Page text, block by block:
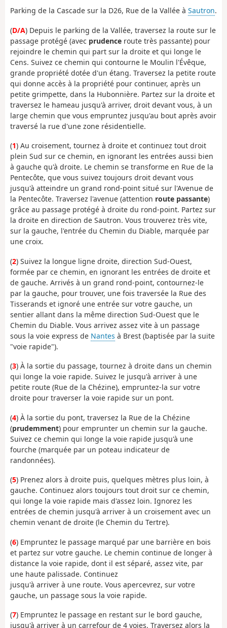
Parking de la Cascade sur la D26, Rue de la Vallée à Sautron.
(D/A) Depuis le parking de la Vallée, traversez la route sur le
passage protégé (avec prudence route très passante) pour
rejoindre le chemin qui part sur la droite et qui longe le
Cens. Suivez ce chemin qui contourne le Moulin l'Évêque,
grande propriété dotée d'un étang. Traversez la petite route
qui donne accès à la propriété pour continuer, après un
petite grimpette, dans la Hubonnière. Partez sur la droite et
traversez le hameau jusqu'à arriver, droit devant vous, à un
large chemin que vous empruntez jusqu'au bout après avoir
traversé la rue d'une zone résidentielle.
(1) Au croisement, tournez à droite et continuez tout droit
plein Sud sur ce chemin, en ignorant les entrées aussi bien
à gauche qu'à droite. Le chemin se transforme en Rue de la
Pentecôte, que vous suivez toujours droit devant vous
jusqu'à atteindre un grand rond-point situé sur l'Avenue de
la Pentecôte. Traversez l'avenue (attention route passante)
grâce au passage protégé à droite du rond-point. Partez sur
la droite en direction de Sautron. Vous trouverez très vite,
sur la gauche, l'entrée du Chemin du Diable, marquée par
une croix.
(2) Suivez la longue ligne droite, direction Sud-Ouest,
formée par ce chemin, en ignorant les entrées de droite et
de gauche. Arrivés à un grand rond-point, contournez-le
par la gauche, pour trouver, une fois traversée la Rue des
Tisserands et ignoré une entrée sur votre gauche, un
sentier allant dans la même direction Sud-Ouest que le
Chemin du Diable. Vous arrivez assez vite à un passage
sous la voie express de Nantes à Brest (baptisée par la suite
"voie rapide").
(3) À la sortie du passage, tournez à droite dans un chemin
qui longe la voie rapide. Suivez le jusqu'à arriver à une
petite route (Rue de la Chézine), empruntez-la sur votre
droite pour traverser la voie rapide sur un pont.
(4) À la sortie du pont, traversez la Rue de la Chézine
(prudemment) pour emprunter un chemin sur la gauche.
Suivez ce chemin qui longe la voie rapide jusqu'à une
fourche (marquée par un poteau indicateur de
randonnées).
(5) Prenez alors à droite puis, quelques mètres plus loin, à
gauche. Continuez alors toujours tout droit sur ce chemin,
qui longe la voie rapide mais d'assez loin. Ignorez les
entrées de chemin jusqu'à arriver à un croisement avec un
chemin venant de droite (le Chemin du Tertre).
(6) Empruntez le passage marqué par une barrière en bois
et partez sur votre gauche. Le chemin continue de longer à
distance la voie rapide, dont il est séparé, assez vite, par
une haute palissade. Continuez
jusqu'à arriver à une route. Vous apercevrez, sur votre
gauche, un passage sous la voie rapide.
(7) Empruntez le passage en restant sur le bord gauche,
jusqu'à arriver à un carrefour de 4 voies. Traversez alors la